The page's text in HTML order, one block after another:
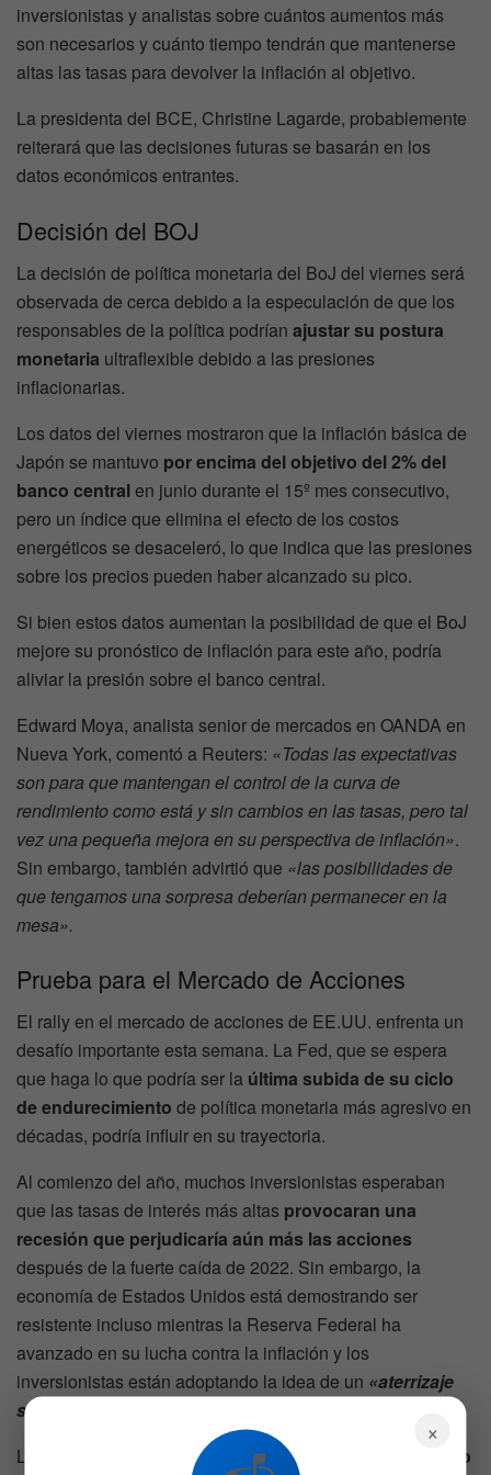
inversionistas y analistas sobre cuántos aumentos más
son necesarios y cuánto tiempo tendrán que mantenerse
altas las tasas para devolver la inflación al objetivo.
La presidenta del BCE, Christine Lagarde, probablemente
reiterará que las decisiones futuras se basarán en los
datos económicos entrantes.
Decisión del BOJ
La decisión de política monetaria del BoJ del viernes será
observada de cerca debido a la especulación de que los
responsables de la política podrían ajustar su postura
monetaria ultraflexible debido a las presiones
inflacionarias.
Los datos del viernes mostraron que la inflación básica de
Japón se mantuvo por encima del objetivo del 2% del
banco centralen junio durante el 15º mes consecutivo,
pero un índice que elimina el efecto de los costos
energéticos se desaceleró, lo que indica que las presiones
sobre los precios pueden haber alcanzado su pico.
Si bien estos datos aumentan la posibilidad de que el BoJ
mejore su pronóstico de inflación para este año, podría
aliviar la presión sobre el banco central.
Edward Moya, analista senior de mercados en OANDA en
Nueva York, comentó a Reuters: «Todas las expectativas
son para que mantengan el control de la curva de
rendimiento como está y sin cambios en las tasas, pero tal
vez una pequeña mejora en su perspectiva de inflación».
Sin embargo, también advirtió que «las posibilidades de
que tengamos una sorpresa deberían permanecer en la
mesa».
Prueba para el Mercado de Acciones
El rally en el mercado de acciones de EE.UU. enfrenta un
desafío importante esta semana. La Fed, que se espera
que haga lo que podría ser la última subida de su ciclo
de endurecimiento de política monetaria más agresivo en
décadas, podría influir en su trayectoria.
Al comienzo del año, muchos inversionistas esperaban
que las tasas de interés más altas provocaran una
recesión que perjudicaría aún más las acciones
después de la fuerte caída de 2022. Sin embargo, la
economía de Estados Unidos está demostrando ser
resistente incluso mientras la Reserva Federal ha
avanzado en su lucha contra la inflación y los
inversionistas están adoptando la idea de un «aterrizaje
suave»
La creencia de que la Fed estácerca del final de su ciclo
×